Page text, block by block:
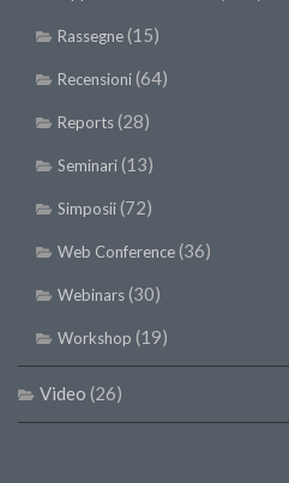
Rassegne(15)
Recensioni(64)
Reports(28)
Seminari(13)
Simposii(72)
Web Conference(36)
Webinars(30)
Workshop (19)
Video (26)